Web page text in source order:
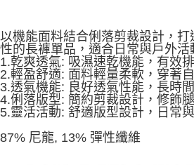
用戶於交易時，得透過本服務購買商品或服務
買賣價金債權讓與本公司後，依約使用本公司帳
2.基於同意付款使用「大哥付你分期」之契約關
資料（包含姓名、電話或地址）提供予台灣大
由本公司與您本人進行分期帳單所需資料之確
3.完整用戶服務條款，請詳閱以下連結：
以機能面料結合俐落剪裁設計，
性的長褲單品，適合日常與戶外活
1.乾爽透氣: 吸濕速乾機能，有效
2.輕盈舒適: 面料輕量柔軟，穿著
3.透氣機能: 良好透氣性能，長時
4.俐落版型: 簡約剪裁設計，修飾
5.靈活活動: 舒適版型設計，日常
87% 尼龍, 13% 彈性纖維